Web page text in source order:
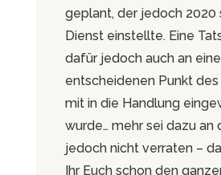
geplant, der jedoch 2020
Dienst einstellte. Eine
dafür jedoch auch an
entscheidenen Punkt
mit in die Handlung
wurde… mehr sei dazu an
jedoch nicht verraten –
Ihr Euch schon den